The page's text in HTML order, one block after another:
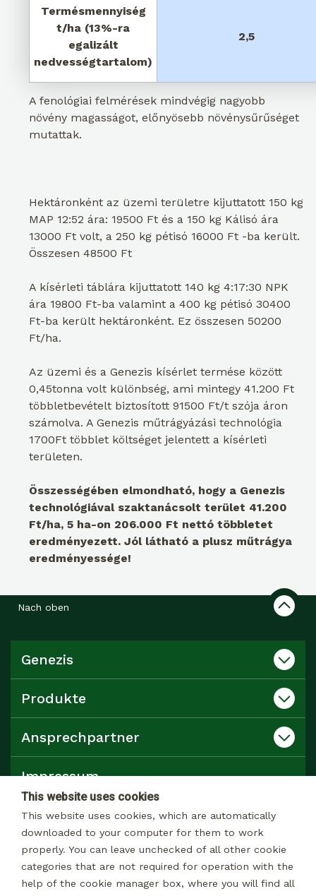
This website uses cookies
This website uses cookies, which are automatically
downloaded to your computer for them to work
properly. You can leave unchecked of all other cookie
categories that are not required for operation with the
help of the cookie manager box, where you will find all
Termésmennyiség
t/ha (13%-ra
egalizált
nedvességtartalom)
2,5
A fenológiai felmérések mindvégig nagyobb
növény magasságot, előnyösebb növénysűrűséget
mutattak.
Hektáronként az üzemi területre kijuttatott 150 kg
MAP 12:52 ára: 19500 Ft és a 150 kg Kálisó ára
13000 Ft volt, a 250 kg pétisó 16000 Ft -ba került.
Összesen 48500 Ft
A kísérleti táblára kijuttatott 140 kg 4:17:30 NPK
ára 19800 Ft-ba valamint a 400 kg pétisó 30400
Ft-ba került hektáronként. Ez összesen 50200
Ft/ha.
Az üzemi és a Genezis kísérlet termése között
0,45tonna volt különbség, ami mintegy 41.200 Ft
többletbevételt biztosított 91500 Ft/t szója áron
számolva. A Genezis műtrágyázási technológia
1700Ft többlet költséget jelentett a kísérleti
területen.
Összességében elmondható, hogy a Genezis
technológiával szaktanácsolt terület 41.200
Ft/ha, 5 ha-on 206.000 Ft nettó többletet
eredményezett. Jól látható a plusz műtrágya
eredményessége!
Nach oben
Genezis
Produkte
Ansprechpartner
Impressum
Datenschutz
Katalog